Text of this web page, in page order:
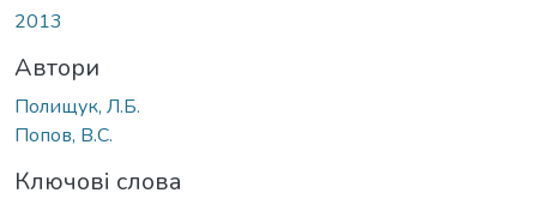
2013
Автори
Полищук, Л.Б.
Попов, В.С.
Ключові слова